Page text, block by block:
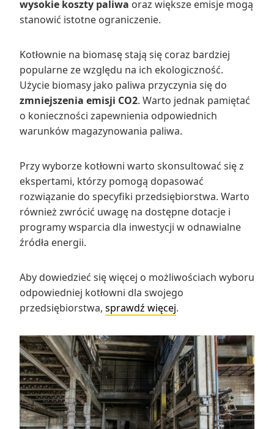
wysokie koszty paliwa oraz większe emisje mogą
stanowić istotne ograniczenie.
Kotłownie na biomasę stają się coraz bardziej
popularne ze względu na ich ekologiczność.
Użycie biomasy jako paliwa przyczynia się do
zmniejszenia emisji CO2. Warto jednak pamiętać
o konieczności zapewnienia odpowiednich
warunków magazynowania paliwa.
Przy wyborze kotłowni warto skonsultować się z
ekspertami, którzy pomogą dopasować
rozwiązanie do specyfiki przedsiębiorstwa. Warto
również zwrócić uwagę na dostępne dotacje i
programy wsparcia dla inwestycji w odnawialne
źródła energii.
Aby dowiedzieć się więcej o możliwościach wyboru
odpowiedniej kotłowni dla swojego
przedsiębiorstwa, sprawdź więcej.